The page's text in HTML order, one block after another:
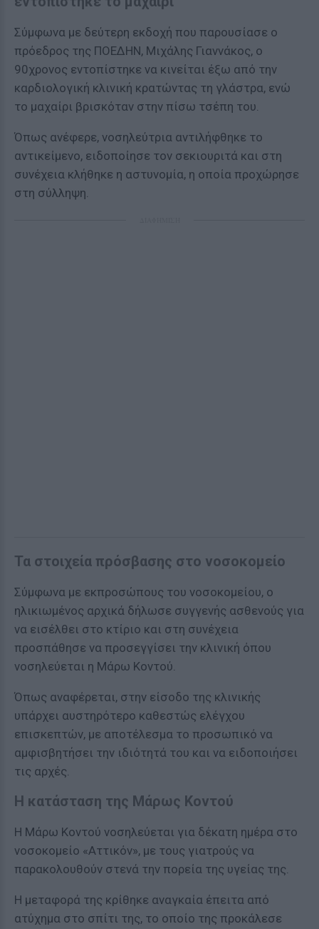
Σύμφωνα με δεύτερη εκδοχή που παρουσίασε ο
πρόεδρος της ΠΟΕΔΗΝ, Μιχάλης Γιαννάκος, ο
90χρονος εντοπίστηκε να κινείται έξω από την
καρδιολογική κλινική κρατώντας τη γλάστρα, ενώ
το μαχαίρι βρισκόταν στην πίσω τσέπη του.
Όπως ανέφερε, νοσηλεύτρια αντιλήφθηκε το
αντικείμενο, ειδοποίησε τον σεκιουριτά και στη
συνέχεια κλήθηκε η αστυνομία, η οποία προχώρησε
στη σύλληψη.
Τα στοιχεία πρόσβασης στο νοσοκομείο
Σύμφωνα με εκπροσώπους του νοσοκομείου, ο
ηλικιωμένος αρχικά δήλωσε συγγενής ασθενούς για
να εισέλθει στο κτίριο και στη συνέχεια
προσπάθησε να προσεγγίσει την κλινική όπου
νοσηλεύεται η Μάρω Κοντού.
Όπως αναφέρεται, στην είσοδο της κλινικής
υπάρχει αυστηρότερο καθεστώς ελέγχου
επισκεπτών, με αποτέλεσμα το προσωπικό να
αμφισβητήσει την ιδιότητά του και να ειδοποιήσει
τις αρχές.
Η κατάσταση της Μάρως Κοντού
Η Μάρω Κοντού νοσηλεύεται για δέκατη ημέρα στο
νοσοκομείο «Αττικόν», με τους γιατρούς να
παρακολουθούν στενά την πορεία της υγείας της.
Η μεταφορά της κρίθηκε αναγκαία έπειτα από
ατύχημα στο σπίτι της, το οποίο της προκάλεσε